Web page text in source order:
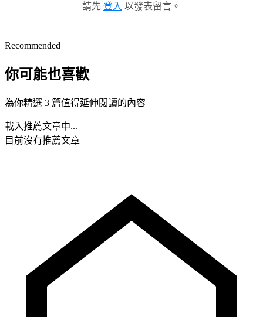
請先 登入 以發表留言。
Recommended
你可能也喜歡
為你精選 3 篇值得延伸閱讀的內容
載入推薦文章中...
目前沒有推薦文章